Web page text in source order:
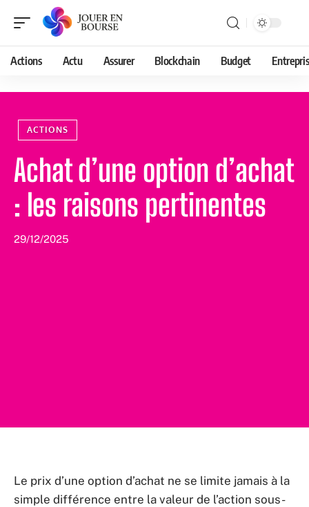
Actions Actu Assurer Blockchain Budget
ACTIONS
Achat d’une option d’achat
: les raisons pertinentes
29/12/2025
Le prix d’une option d’achat ne se limite jamais à la
simple différence entre la valeur de l’action sous-